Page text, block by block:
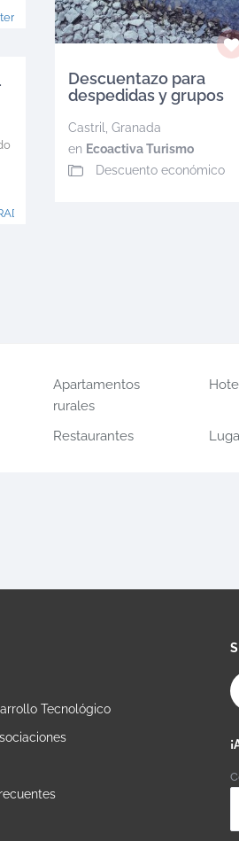
Tajo >
>
Descuentazo para
despedidas y grupos
Castril
Granada
en Ecoactiva Turismo
Descuento económico
Apartamentos
rurales
Restaurantes
Tecnológico